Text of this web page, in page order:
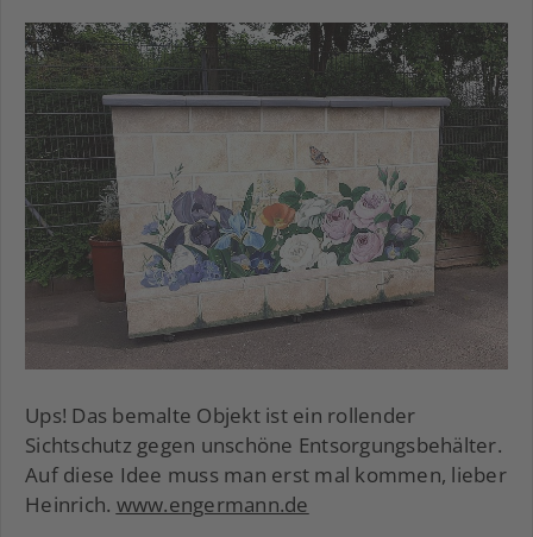
Ups! Das bemalte Objekt ist ein rollender
Sichtschutz gegen unschöne Entsorgungsbehälter.
Auf diese Idee muss man erst mal kommen, lieber
Heinrich. www.engermann.de